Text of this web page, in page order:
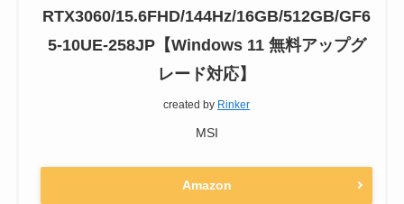
RTX3060/15.6FHD/144Hz/16GB/512GB/GF6
5-10UE-258JP【Windows 11 無料アップグ
レード対応】
created by Rinker
MSI
Amazon